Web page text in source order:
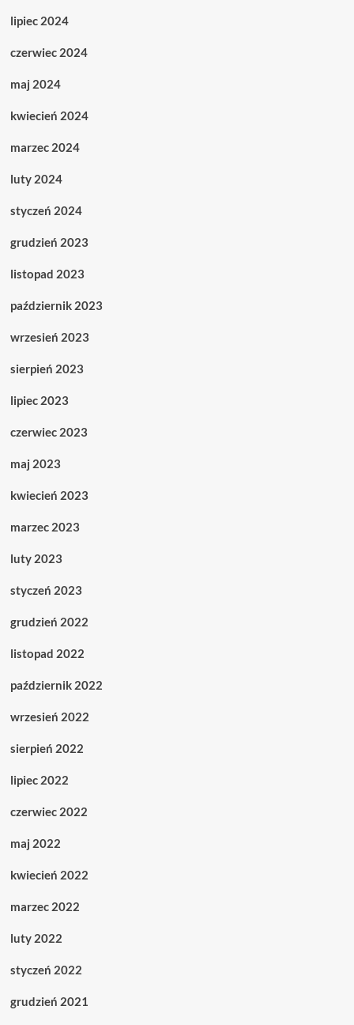
lipiec 2024
czerwiec 2024
maj 2024
kwiecień 2024
marzec 2024
luty 2024
styczeń 2024
grudzień 2023
listopad 2023
październik 2023
wrzesień 2023
sierpień 2023
lipiec 2023
czerwiec 2023
maj 2023
kwiecień 2023
marzec 2023
luty 2023
styczeń 2023
grudzień 2022
listopad 2022
październik 2022
wrzesień 2022
sierpień 2022
lipiec 2022
czerwiec 2022
maj 2022
kwiecień 2022
marzec 2022
luty 2022
styczeń 2022
grudzień 2021